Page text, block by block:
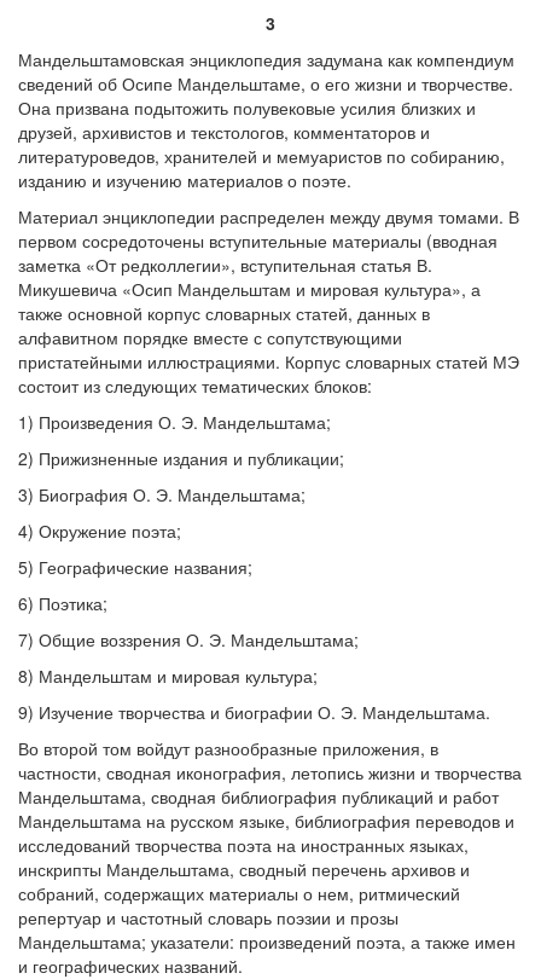
3
Мандельштамовская энциклопедия задумана как компендиум
сведений об Осипе Мандельштаме, о его жизни и творчестве.
Она призвана подытожить полувековые усилия близких и
друзей, архивистов и текстологов, комментаторов и
литературоведов, хранителей и мемуаристов по собиранию,
изданию и изучению материалов о поэте.
Материал энциклопедии распределен между двумя томами. В
первом сосредоточены вступительные материалы (вводная
заметка «От редколлегии», вступительная статья В.
Микушевича «Осип Мандельштам и мировая культура», а
также основной корпус словарных статей, данных в
алфавитном порядке вместе с сопутствующими
пристатейными иллюстрациями. Корпус словарных статей МЭ
состоит из следующих тематических блоков:
1) Произведения О. Э. Мандельштама;
2) Прижизненные издания и публикации;
3) Биография О. Э. Мандельштама;
4) Окружение поэта;
5) Географические названия;
6) Поэтика;
7) Общие воззрения О. Э. Мандельштама;
8) Мандельштам и мировая культура;
9) Изучение творчества и биографии О. Э. Мандельштама.
Во второй том войдут разнообразные приложения, в
частности, сводная иконография, летопись жизни и творчества
Мандельштама, сводная библиография публикаций и работ
Мандельштама на русском языке, библиография переводов и
исследований творчества поэта на иностранных языках,
инскрипты Мандельштама, сводный перечень архивов и
собраний, содержащих материалы о нем, ритмический
репертуар и частотный словарь поэзии и прозы
Мандельштама; указатели: произведений поэта, а также имен
и географических названий.